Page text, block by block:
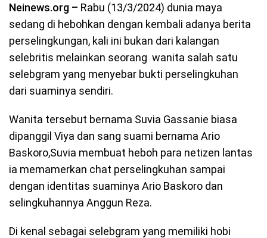
Neinews.org – Rabu (13/3/2024) dunia maya
sedang di hebohkan dengan kembali adanya berita
perselingkungan, kali ini bukan dari kalangan
selebritis melainkan seorang wanita salah satu
selebgram yang menyebar bukti perselingkuhan
dari suaminya sendiri.
Wanita tersebut bernama Suvia Gassanie biasa
dipanggil Viya dan sang suami bernama Ario
Baskoro,Suvia membuat heboh para netizen lantas
ia memamerkan chat perselingkuhan sampai
dengan identitas suaminya Ario Baskoro dan
selingkuhannya Anggun Reza.
Di kenal sebagai selebgram yang memiliki hobi